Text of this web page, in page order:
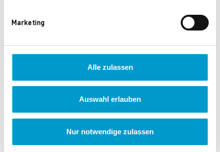
Marketing
Alle zulassen
Auswahl erlauben
Nur notwendige zulassen
Kosmos Furzipups und
seine Freunde
Kosmos Die drei ???
Spionage-Kamera